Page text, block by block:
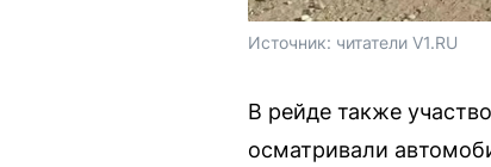
Источник: читатели V1.RU
В рейде также
осматривали